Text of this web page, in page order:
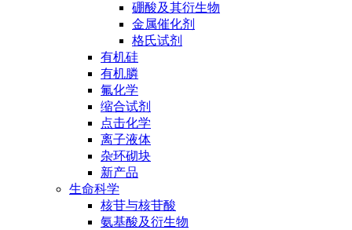
硼酸及其衍生物
金属催化剂
格氏试剂
有机硅
有机膦
氟化学
缩合试剂
点击化学
离子液体
杂环砌块
新产品
生命科学
核苷与核苷酸
氨基酸及衍生物